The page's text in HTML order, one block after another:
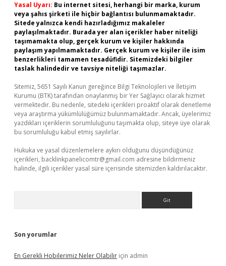
Yasal Uyarı: Bu internet sitesi, herhangi bir marka, kurum
veya şahıs şirketi ile hiçbir bağlantısı bulunmamaktadır.
Sitede yalnızca kendi hazırladığımız makaleler
paylaşılmaktadır. Burada yer alan içerikler haber niteliği
taşımamakta olup, gerçek kurum ve kişiler hakkında
paylaşım yapılmamaktadır. Gerçek kurum ve kişiler ile isim
benzerlikleri tamamen tesadüfidir. Sitemizdeki bilgiler
taslak halindedir ve tavsiye niteliği taşımazlar.
Sitemiz, 5651 Sayılı Kanun gereğince Bilgi Teknolojileri ve İletişim
Kurumu (BTK) tarafından onaylanmış bir Yer Sağlayıcı olarak hizmet
vermektedir. Bu nedenle, sitedeki içerikleri proaktif olarak denetleme
veya araştırma yükümlülüğümüz bulunmamaktadır. Ancak, üyelerimiz
yazdıkları içeriklerin sorumluluğunu taşımakta olup, siteye üye olarak
bu sorumluluğu kabul etmiş sayılırlar.
Hukuka ve yasal düzenlemelere aykırı olduğunu düşündüğünüz
içerikleri, backlinkpanelicomtr@gmail.com adresine bildirmeniz
halinde, ilgili içerikler yasal süre içerisinde sitemizden kaldırılacaktır.
Son yorumlar
En Gerekli Hobilerimiz Neler Olabilir için admin